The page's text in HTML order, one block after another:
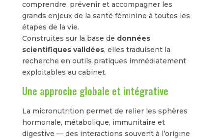
comprendre, prévenir et accompagner les
grands enjeux de la santé féminine à toutes les
étapes de la vie.
Construites sur la base de données
scientifiques validées, elles traduisent la
recherche en outils pratiques immédiatement
exploitables au cabinet.
Une approche globale et intégrative
La micronutrition permet de relier les sphères
hormonale, métabolique, immunitaire et
digestive — des interactions souvent à l’origine